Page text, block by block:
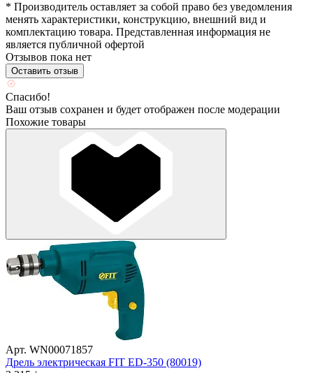
* Производитель оставляет за собой право без уведомления
менять характеристики, конструкцию, внешний вид и
комплектацию товара. Представленная информация не
является публичной офертой
Отзывов пока нет
Оставить отзыв
Спасибо!
Ваш отзыв сохранен и будет отображен после модерации
Похожие товары
Арт. WN00071857
Дрель электрическая FIT ED-350 (80019)